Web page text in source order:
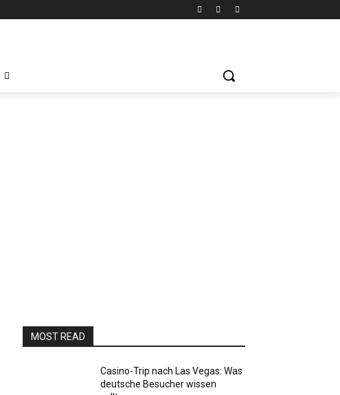
MOST READ
Casino-Trip nach Las Vegas: Was
deutsche Besucher wissen